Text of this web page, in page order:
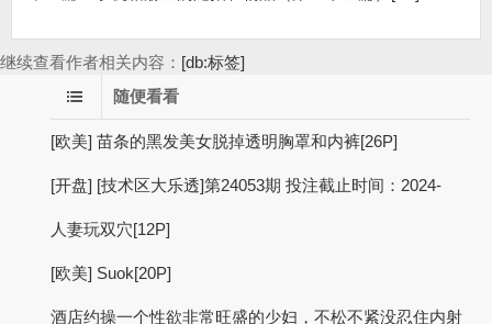
继续查看作者相关内容： [db:标签]
随便看看
[欧美] 苗条的黑发美女脱掉透明胸罩和内裤[26P]
[开盘] [技术区大乐透]第24053期 投注截止时间：2024-
人妻玩双穴[12P]
[欧美] Suok[20P]
酒店约操一个性欲非常旺盛的少妇，不松不紧没忍住内射